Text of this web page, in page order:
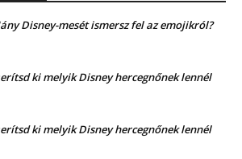
Disney-mesét ismersz fel az emojikról?
ki melyik Disney hercegnőnek lennél
ki melyik Disney hercegnőnek lennél